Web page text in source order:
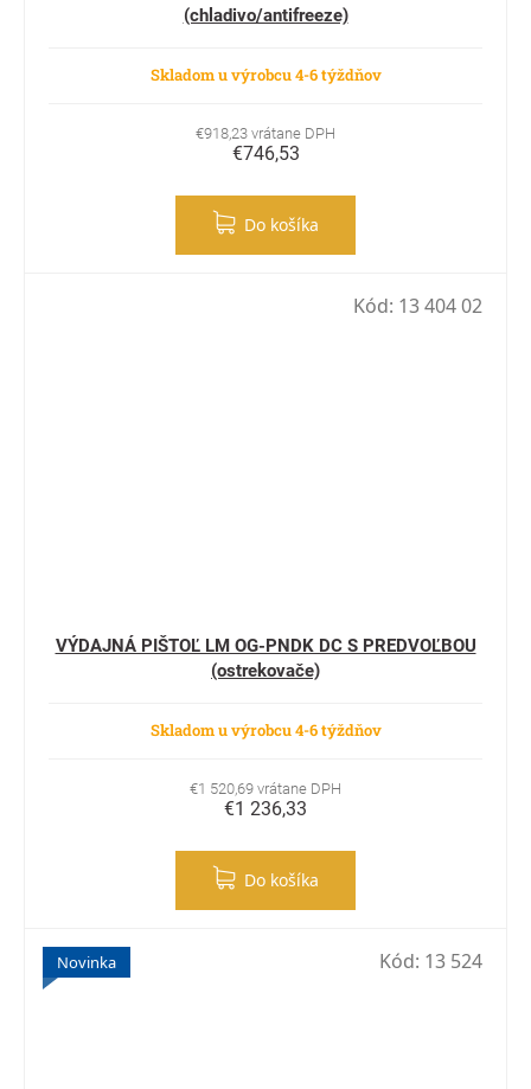
(chladivo/antifreeze)
Skladom u výrobcu 4-6 týždňov
€918,23 vrátane DPH
€746,53
Do košíka
VÝDAJNÁ PIŠTOĽ LM OG-PNDK DC S PREDVOĽBOU
(ostrekovače)
Skladom u výrobcu 4-6 týždňov
€1 520,69 vrátane DPH
€1 236,33
Do košíka
Kód: 13 404 02
Novinka Kód: 13 524